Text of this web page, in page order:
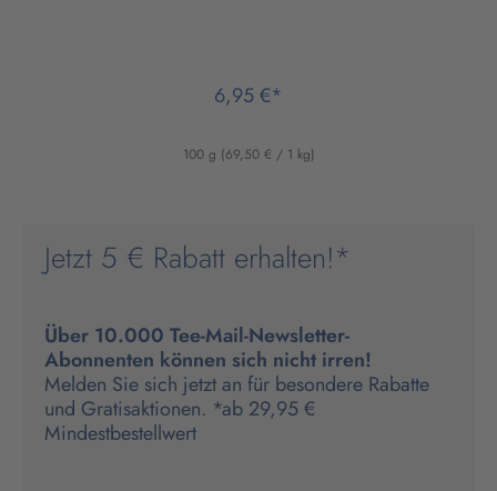
6,95 €*
100 g (69,50 € / 1 kg)
Jetzt 5 € Rabatt erhalten!*
Über 10.000 Tee-Mail-Newsletter-
Abonnenten können sich nicht irren!
Melden Sie sich jetzt an für besondere Rabatte
und Gratisaktionen. *ab 29,95 €
Mindestbestellwert